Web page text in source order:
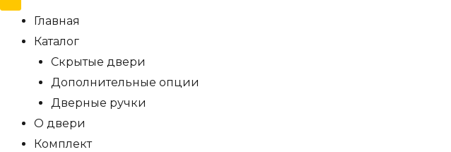
Главная
Каталог
Скрытые двери
Дополнительные опции
Дверные ручки
О двери
Комплект